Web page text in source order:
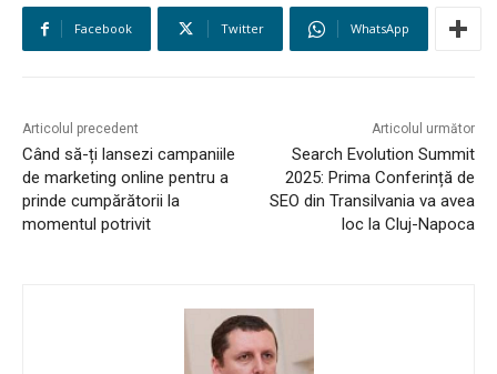
Facebook Twitter WhatsApp
Articolul precedent
Când să-ți lansezi campaniile
de marketing online pentru a
prinde cumpărătorii la
momentul potrivit
Articolul următor
Search Evolution Summit
2025: Prima Conferință de
SEO din Transilvania va avea
loc la Cluj-Napoca